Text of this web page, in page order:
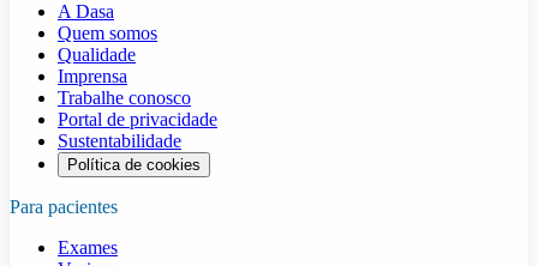
A Dasa
Quem somos
Qualidade
Imprensa
Trabalhe conosco
Portal de privacidade
Sustentabilidade
Política de cookies
Para pacientes
Exames